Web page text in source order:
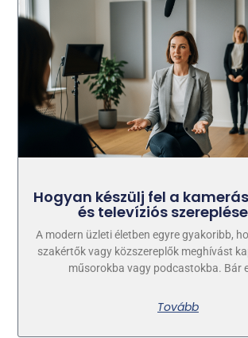
Hogyan készülj fel a
és televíziós
A modern üzleti életben egyre gyakoribb,
szakértők vagy közszereplők meghívást
műsorokba vagy podcastokba. Bár
Tovább